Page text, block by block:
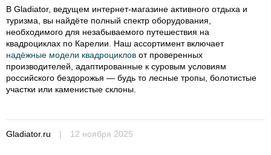
В Gladiator, ведущем интернет-магазине активного отдыха и
туризма, вы найдёте полный спектр оборудования,
необходимого для незабываемого путешествия на
квадроциклах по Карелии. Наш ассортимент включает
надёжные модели квадроциклов от проверенных
производителей, адаптированные к суровым условиям
российского бездорожья — будь то лесные тропы, болотистые
участки или каменистые склоны.
Gladiator.ru | 12 ноября 2025